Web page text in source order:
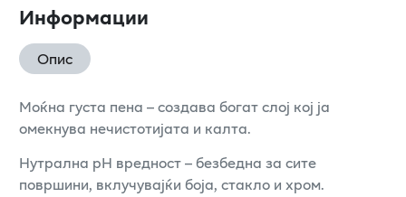
Информации
Опис
Моќна густа пена – создава богат слој кој ја
омекнува нечистотијата и калта.
Нутрална pH вредност – безбедна за сите
површини, вклучувајќи боја, стакло и хром.